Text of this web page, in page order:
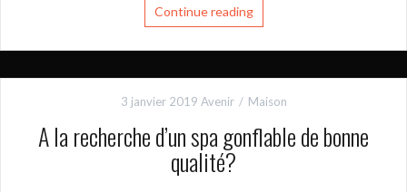
Continue reading
3 janvier 2019 Avenir Maison
A la recherche d’un spa gonflable de bonne
qualité?